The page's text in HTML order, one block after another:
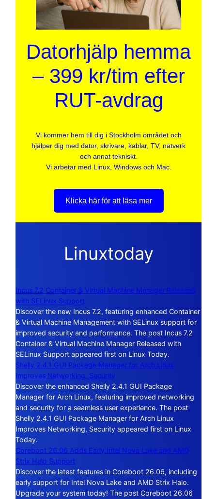
Datorhjälp hemma
– 399 kr/tim efter
RUT-avdrag
Vi kommer hem till dig i Stockholm området och
hjälper dig med dator, skrivare, kablar, TV, nätverk
och annat tekniskt.
Vi arbetar med Linux, Windows och Mac.
Klicka här för att läsa mer
Linuxtoday
Incus 7.2 Container & Virtual Machine Manager Released
with SELinux Support
Discover the new Incus 7.2, featuring enhanced Container
& Virtual Machine Management with SELinux support for
improved security and performance. The post Incus 7.2
Container & Virtual Machine Manager Released with
SELinux Support appeared first on Linux Today.
Shelly 2.4.1 GUI Package Manager for Arch Linux
Improves Networking, Security
Discover the enhanced Shelly 2.4.1 GUI Package
Manager for Arch Linux, featuring improved networking
and security for a seamless user experience. The post
Shelly 2.4.1 GUI Package Manager for Arch Linux
Improves Networking, Security appeared first on Linux
Today.
Coreboot 26.06 Adds Early Intel Nova Lake and AMD
Strix Halo Support
Discover the latest features in Coreboot 26.06, including
early support for Intel Nova Lake and AMD Strix Halo.
Upgrade your system today! The post Coreboot 26.06